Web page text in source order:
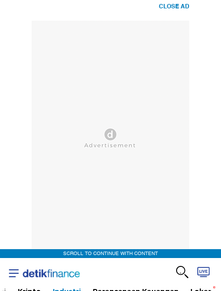
CLOSE AD
SCROLL TO CONTINUE WITH CONTENT